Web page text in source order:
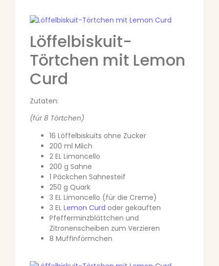
Löffelbiskuit-
Törtchen mit Lemon
Curd
Zutaten:
(für 8 Törtchen)
16 Löffelbiskuits ohne Zucker
200 ml Milch
2 EL Limoncello
200 g Sahne
1 Päckchen Sahnesteif
250 g Quark
3 EL Limoncello (für die Creme)
3 EL Lemon Curd oder gekauften
Pfefferminzblättchen und
Zitronenscheiben zum Verzieren
8 Muffinförmchen